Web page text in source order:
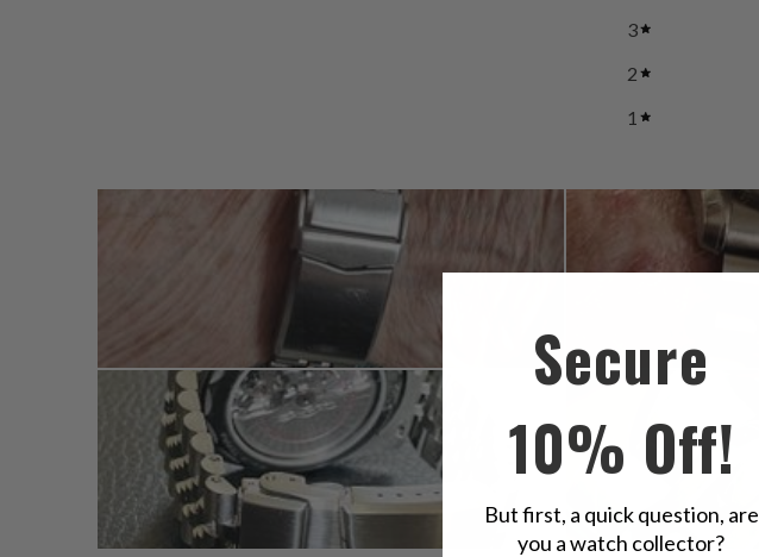
3
2
1
Secure
10% Off!
But first, a quick question, are
you a watch collector?